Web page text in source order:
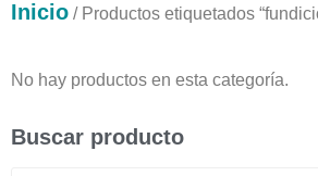
Inicio / Productos etiquetados
Buscar producto
No hay productos en esta categoría.